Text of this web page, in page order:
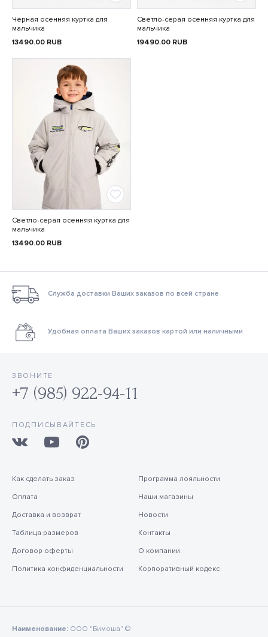
Чёрная осенняя куртка для
мальчика
13490.00 RUB
Светло-серая осенняя куртка для
мальчика
19490.00 RUB
Светло-серая осенняя куртка для
мальчика
13490.00 RUB
Служба доставки Ваших заказов по всей стране
Удобная оплата Ваших заказов картой или наличными
ЗВОНИТЕ
+7 (985) 922-94-11
ПОДПИСЫВАЙТЕСЬ
Как сделать заказ
Оплата
Доставка и возврат
Таблица размеров
Договор оферты
Политика конфиденциальности
Программа лояльности
Наши магазины
Новости
Контакты
О компании
Корпоративный кодекс
Наименование: ООО "Бимоша" ©